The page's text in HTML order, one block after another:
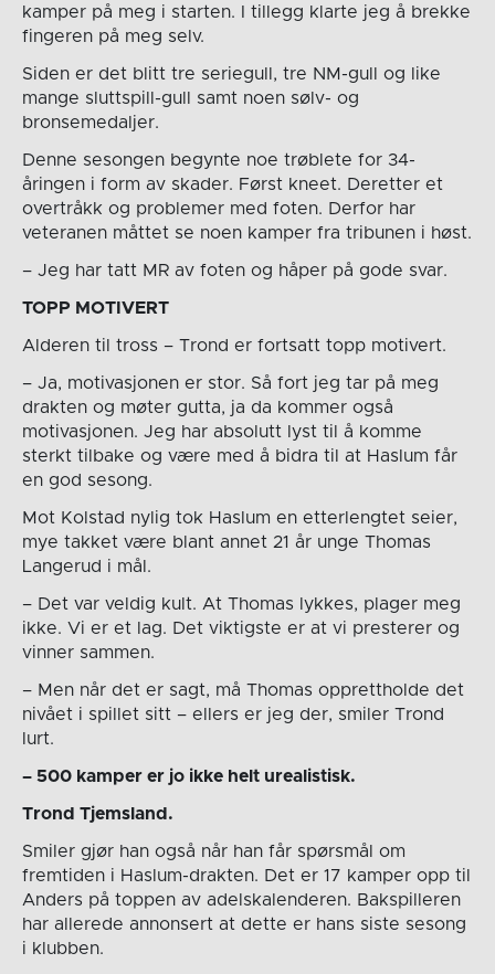
kamper på meg i starten. I tillegg klarte jeg å brekke
fingeren på meg selv.
Siden er det blitt tre seriegull, tre NM-gull og like
mange sluttspill-gull samt noen sølv- og
bronsemedaljer.
Denne sesongen begynte noe trøblete for 34-
åringen i form av skader. Først kneet. Deretter et
overtråkk og problemer med foten. Derfor har
veteranen måttet se noen kamper fra tribunen i høst.
– Jeg har tatt MR av foten og håper på gode svar.
TOPP MOTIVERT
Alderen til tross – Trond er fortsatt topp motivert.
– Ja, motivasjonen er stor. Så fort jeg tar på meg
drakten og møter gutta, ja da kommer også
motivasjonen. Jeg har absolutt lyst til å komme
sterkt tilbake og være med å bidra til at Haslum får
en god sesong.
Mot Kolstad nylig tok Haslum en etterlengtet seier,
mye takket være blant annet 21 år unge Thomas
Langerud i mål.
– Det var veldig kult. At Thomas lykkes, plager meg
ikke. Vi er et lag. Det viktigste er at vi presterer og
vinner sammen.
– Men når det er sagt, må Thomas opprettholde det
nivået i spillet sitt – ellers er jeg der, smiler Trond
lurt.
– 500 kamper er jo ikke helt urealistisk.
Trond Tjemsland.
Smiler gjør han også når han får spørsmål om
fremtiden i Haslum-drakten. Det er 17 kamper opp til
Anders på toppen av adelskalenderen. Bakspilleren
har allerede annonsert at dette er hans siste sesong
i klubben.